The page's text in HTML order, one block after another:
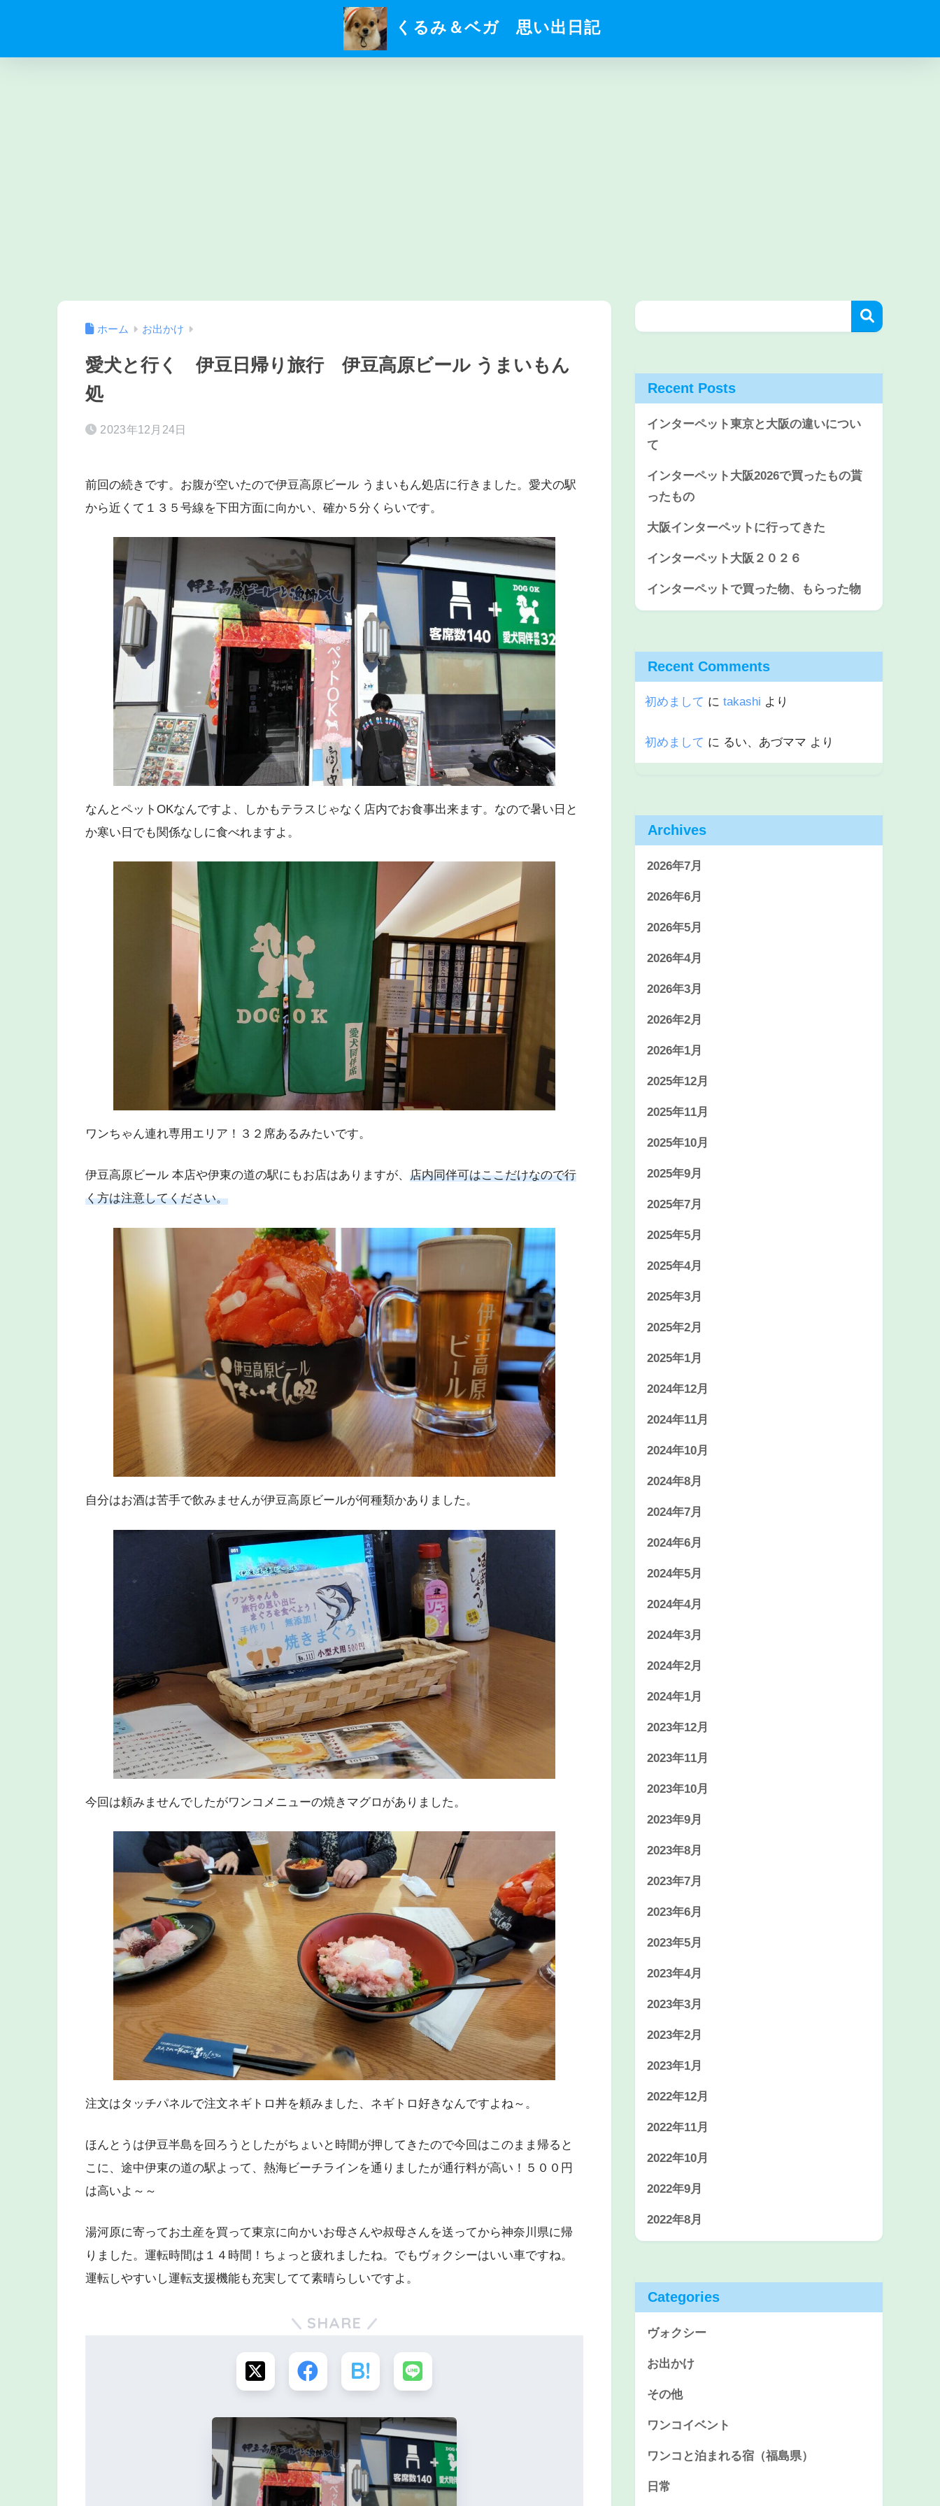
くるみ＆ベガ 思い出日記
ホーム お出かけ
愛犬と行く 伊豆日帰り旅行 伊豆高原ビール うまいもん
処
2023年12月24日
前回の続きです。お腹が空いたので伊豆高原ビール うまいもん処店に行きました。愛犬の駅
から近くて１３５号線を下田方面に向かい、確か５分くらいです。
なんとペットOKなんですよ、しかもテラスじゃなく店内でお食事出来ます。なので暑い日と
か寒い日でも関係なしに食べれますよ。
ワンちゃん連れ専用エリア！３２席あるみたいです。
伊豆高原ビール 本店や伊東の道の駅にもお店はありますが、 店内同伴可はここだけなので行
く方は注意してください。
自分はお酒は苦手で飲みませんが伊豆高原ビールが何種類かありました。
今回は頼みませんでしたがワンコメニューの焼きマグロがありました。
注文はタッチパネルで注文ネギトロ丼を頼みました、ネギトロ好きなんですよね～。
ほんとうは伊豆半島を回ろうとしたがちょいと時間が押してきたので今回はこのまま帰ると
こに、途中伊東の道の駅よって、熱海ビーチラインを通りましたが通行料が高い！５００円
は高いよ～～
湯河原に寄ってお土産を買って東京に向かいお母さんや叔母さんを送ってから神奈川県に帰
りました。運転時間は１４時間！ちょっと疲れましたね。でもヴォクシーはいい車ですね。
運転しやすいし運転支援機能も充実してて素晴らしいですよ。
SHARE
Recent Posts
インターペット東京と大阪の違いについ
て
インターペット大阪2026で買ったもの貰
ったもの
大阪インターペットに行ってきた
インターペット大阪２０２６
インターペットで買った物、もらった物
Recent Comments
初めまして に takashi より
初めまして に るい、あづママ より
Archives
2026年7月
2026年6月
2026年5月
2026年4月
2026年3月
2026年2月
2026年1月
2025年12月
2025年11月
2025年10月
2025年9月
2025年7月
2025年5月
2025年4月
2025年3月
2025年2月
2025年1月
2024年12月
2024年11月
2024年10月
2024年8月
2024年7月
2024年6月
2024年5月
2024年4月
2024年3月
2024年2月
2024年1月
2023年12月
2023年11月
2023年10月
2023年9月
2023年8月
2023年7月
2023年6月
2023年5月
2023年4月
2023年3月
2023年2月
2023年1月
2022年12月
2022年11月
2022年10月
2022年9月
2022年8月
Categories
ヴォクシー
お出かけ
その他
ワンコイベント
ワンコと泊まれる宿（福島県）
日常